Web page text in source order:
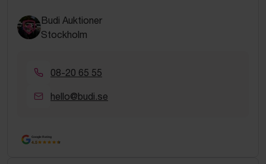
Budi Auktioner
Stockholm
08-20 65 55
hello@budi.se
Google Rating
4.5